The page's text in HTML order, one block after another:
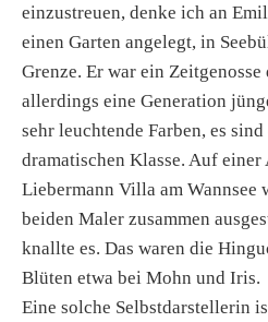
einzustreuen, denke ich an
einen Garten angelegt, in
Grenze. Er war ein
allerdings eine Generation
sehr leuchtende Farben, es
dramatischen Klasse. Auf
Liebermann Villa am Wannsee
beiden Maler zusammen
knallte es. Das waren die
Blüten etwa bei Mohn und Iris.
Eine solche Selbstdarstellerin